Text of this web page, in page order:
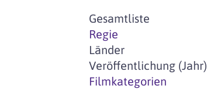
Gesamtliste
Regie
Länder
Veröffentlichung (Jahr)
Filmkategorien